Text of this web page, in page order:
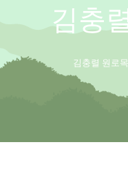
김충
김충렬 원로